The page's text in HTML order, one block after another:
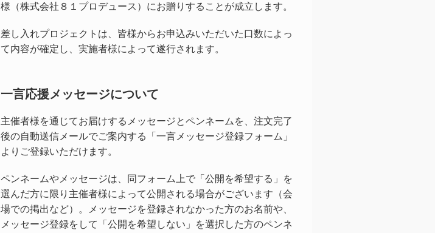
様（株式会社８１プロデュース）にお贈りすることが成立します。
差し入れプロジェクトは、皆様からお申込みいただいた口数によっ
て内容が確定し、実施者様によって遂行されます。
一言応援メッセージについて
主催者様を通じてお届けするメッセージとペンネームを、注文完了
後の自動送信メールでご案内する「一言メッセージ登録フォーム」
よりご登録いただけます。
ペンネームやメッセージは、同フォーム上で「公開を希望する」を
選んだ方に限り主催者様によって公開される場合がございます（会
場での掲出など）。メッセージを登録されなかった方のお名前や、
メッセージ登録をして「公開を希望しない」を選択した方のペンネ